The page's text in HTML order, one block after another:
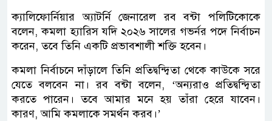
ক্যালিফোর্নিয়ার অ্যাটর্নি জেনারেল রব বন্টা পলিটিকোকে
বলেন, কমলা হ্যারিস যদি ২০২৬ সালের গভর্নর পদে নির্বাচন
করেন, তবে তিনি একটি প্রভাবশালী শক্তি হবেন।
কমলা নির্বাচনে দাঁড়ালে তিনি প্রতিদ্বন্দ্বিতা থেকে কাউকে সরে
যেতে বলবেন না। রব বন্টা বলেন, ‘অন্যরাও প্রতিদ্বন্দ্বিতা
করতে পারেন। তবে আমার মনে হয় তাঁরা হেরে যাবেন।
কারণ, আমি কমলাকে সমর্থন করব।’